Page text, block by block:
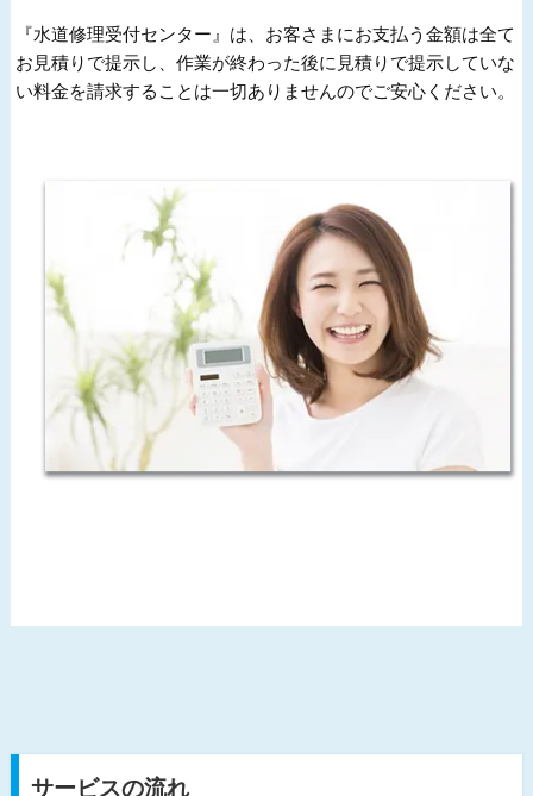
『水道修理受付センター』は、お客さまにお支払う金額は全て
お見積りで提示し、作業が終わった後に見積りで提示していな
い料金を請求することは一切ありませんのでご安心ください。
サービスの流れ